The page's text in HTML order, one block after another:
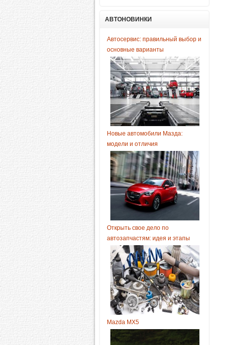
АВТОНОВИНКИ
Автосервис: правильный выбор и
основные варианты
Новые автомобили Мазда:
модели и отличия
Открыть свое дело по
автозапчастям: идея и этапы
Mazda MX5